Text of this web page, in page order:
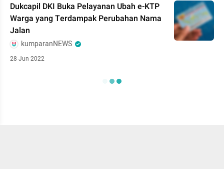
Dukcapil DKI Buka Pelayanan Ubah e-KTP
Warga yang Terdampak Perubahan Nama
Jalan
kumparanNEWS
28 Jun 2022